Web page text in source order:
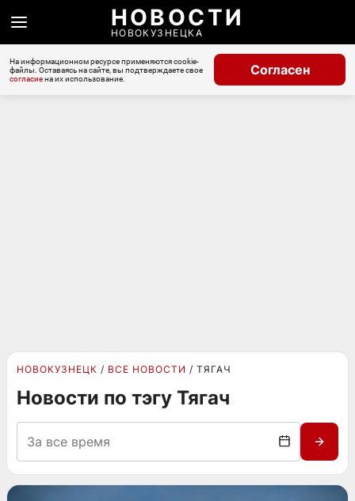
НОВОСТИ
НОВОКУЗНЕЦКА
На информационном ресурсе применяются cookie-
файлы. Оставаясь на сайте, вы подтверждаете свое
согласиена их использование.
Согласен
НОВОКУЗНЕЦК ВСЕ НОВОСТИ ТЯГАЧ
Новости по тэгу Тягач